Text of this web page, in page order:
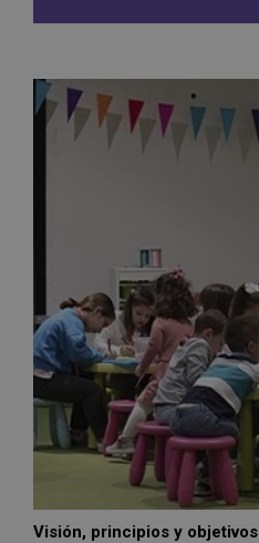
Visión, principios y objetivos